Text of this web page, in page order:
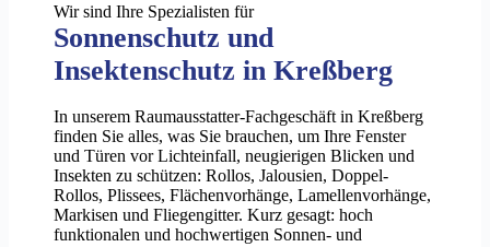
Wir sind Ihre Spezialisten für
Sonnenschutz und
Insektenschutz in Kreßberg
In unserem Raumausstatter-Fachgeschäft in Kreßberg
finden Sie alles, was Sie brauchen, um Ihre Fenster
und Türen vor Lichteinfall, neugierigen Blicken und
Insekten zu schützen: Rollos, Jalousien, Doppel-
Rollos, Plissees, Flächenvorhänge, Lamellenvorhänge,
Markisen und Fliegengitter. Kurz gesagt: hoch
funktionalen und hochwertigen Sonnen- und